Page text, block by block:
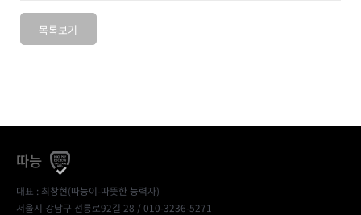
목록보기
따능
대표 : 최창현(따능이-따뜻한 능력자)
서울시 강남구 선릉로92길 28 / 010-3236-5271